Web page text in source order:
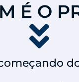
É O